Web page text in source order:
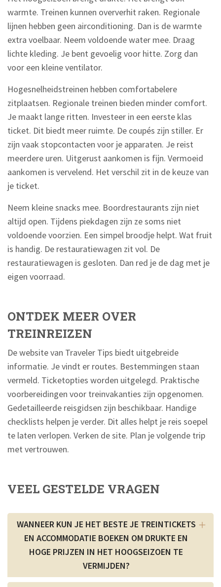
warmte. Treinen kunnen oververhit raken. Regionale
lijnen hebben geen airconditioning. Dan is de warmte
extra voelbaar. Neem voldoende water mee. Draag
lichte kleding. Je bent gevoelig voor hitte. Zorg dan
voor een kleine ventilator.
Hogesnelheidstreinen hebben comfortabelere
zitplaatsen. Regionale treinen bieden minder comfort.
Je maakt lange ritten. Investeer in een eerste klas
ticket. Dit biedt meer ruimte. De coupés zijn stiller. Er
zijn vaak stopcontacten voor je apparaten. Je reist
meerdere uren. Uitgerust aankomen is fijn. Vermoeid
aankomen is vervelend. Het verschil zit in de keuze van
je ticket.
Neem kleine snacks mee. Boordrestaurants zijn niet
altijd open. Tijdens piekdagen zijn ze soms niet
voldoende voorzien. Een simpel broodje helpt. Wat fruit
is handig. De restauratiewagen zit vol. De
restauratiewagen is gesloten. Dan red je de dag met je
eigen voorraad.
ONTDEK MEER OVER
TREINREIZEN
De website van Traveler Tips biedt uitgebreide
informatie. Je vindt er routes. Bestemmingen staan
vermeld. Ticketopties worden uitgelegd. Praktische
voorbereidingen voor treinvakanties zijn opgenomen.
Gedetailleerde reisgidsen zijn beschikbaar. Handige
checklists helpen je verder. Dit alles helpt je reis soepel
te laten verlopen. Verken de site. Plan je volgende trip
met vertrouwen.
VEEL GESTELDE VRAGEN
WANNEER KUN JE HET BESTE JE TREINTICKETS
EN ACCOMMODATIE BOEKEN OM DRUKTE EN
HOGE PRIJZEN IN HET HOOGSEIZOEN TE
VERMIJDEN?